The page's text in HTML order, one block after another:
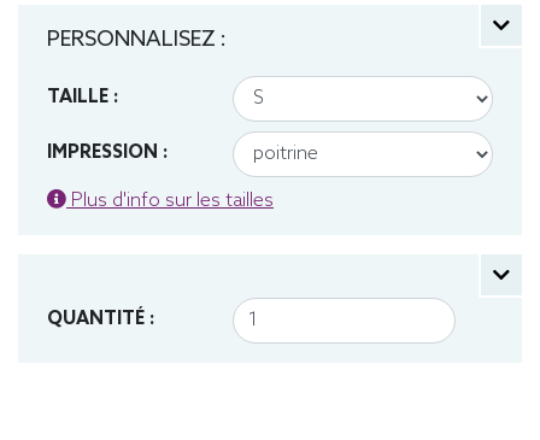
PERSONNALISEZ :
TAILLE :
IMPRESSION :
Plus d'info sur les tailles
QUANTITÉ :